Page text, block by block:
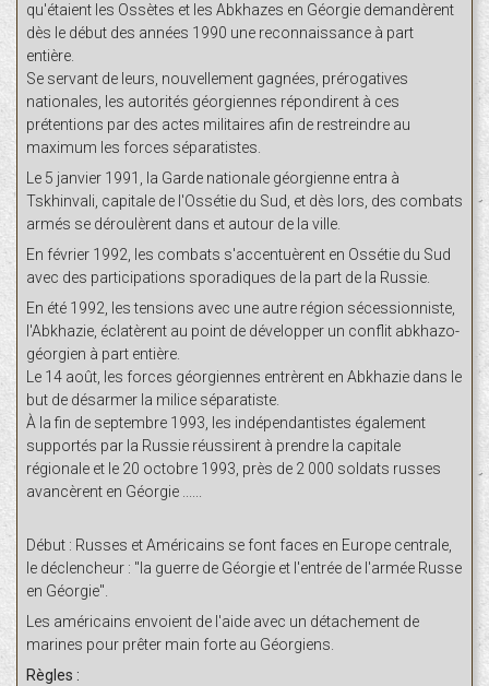
qu'étaient les Ossètes et les Abkhazes en Géorgie demandèrent
dès le début des années 1990 une reconnaissance à part
entière.
Se servant de leurs, nouvellement gagnées, prérogatives
nationales, les autorités géorgiennes répondirent à ces
prétentions par des actes militaires afin de restreindre au
maximum les forces séparatistes.
Le 5 janvier 1991, la Garde nationale géorgienne entra à
Tskhinvali, capitale de l'Ossétie du Sud, et dès lors, des combats
armés se déroulèrent dans et autour de la ville.
En février 1992, les combats s'accentuèrent en Ossétie du Sud
avec des participations sporadiques de la part de la Russie.
En été 1992, les tensions avec une autre région sécessionniste,
l'Abkhazie, éclatèrent au point de développer un conflit abkhazo-
géorgien à part entière.
Le 14 août, les forces géorgiennes entrèrent en Abkhazie dans le
but de désarmer la milice séparatiste.
À la fin de septembre 1993, les indépendantistes également
supportés par la Russie réussirent à prendre la capitale
régionale et le 20 octobre 1993, près de 2 000 soldats russes
avancèrent en Géorgie ......
Début : Russes et Américains se font faces en Europe centrale,
le déclencheur : "la guerre de Géorgie et l'entrée de l'armée Russe
en Géorgie".
Les américains envoient de l'aide avec un détachement de
marines pour prêter main forte au Géorgiens.
Règles :